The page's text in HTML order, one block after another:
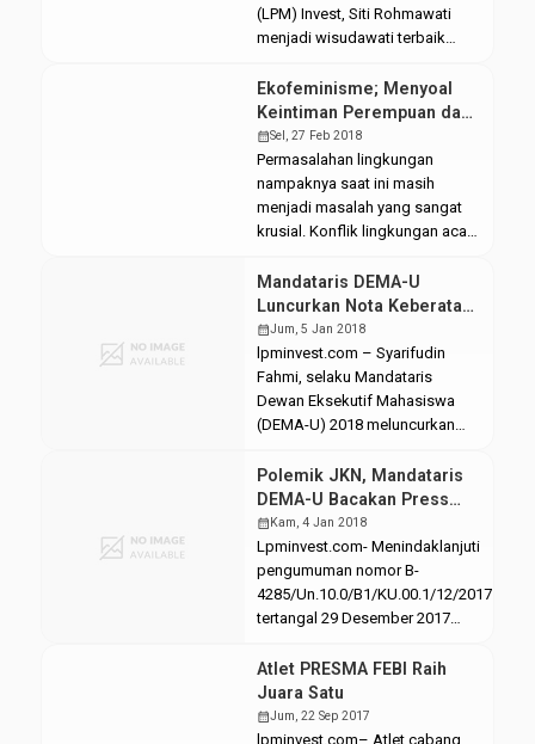
mendadak viral di sosial media
dikarenakan prestasinya yang
dirasa tidak mendapat
pengakuan di […]
(LPM) Invest, Siti Rohmawati
menjadi wisudawati terbaik
Prestasi Kumulatif (IPK) 3,83.
Rabu, (7/03/2018). Rahma,
sapaan akrabnya merupakan
mahasiswi jurusan Ekonomi
Islam Fakultas Ekonomi dan
Bisnis Islam (FEBI) yang sempat
cuti kuliah selama satu tahun
kecelakaan yang pernah
dialaminya di daerah Demak-
Kudus, […]
Ekofeminisme; Menyoal
Keintiman Perempuan dan
Alam
calendar_monthSel, 27 Feb 2018
Permasalahan lingkungan
nampaknya saat ini masih
menjadi masalah yang sangat
krusial. Konflik lingkungan acap
Berbagai bentuk perlawananpun
tak luput disuguhkan sebagai
ajang perlawanan demi
menuntut keadilan. Namun, tak
jarang pula tuntutan keadilan
yang diinginkan harus melalui
proses yang amat panjang
taruhannya. Banyak sekali
contoh gerakan perlawanan
perempuan […]
Mandataris DEMA-U
Luncurkan Nota Keberatan
JKN-KIS
calendar_monthJum, 5 Jan 2018
lpminvest.com – Syarifudin
Fahmi, selaku Mandataris
Dewan Eksekutif Mahasiswa
(DEMA-U) 2018 meluncurkan
Kesehatan Nasional yang
ditujukan kepada pihak
birokrasi UIN Walisongo
Semarang. Jum’at, (5/01/2018).
Peluncuran nota ini merupakan
tindak lanjut pasca proses
audiensi terkait penjelasan
UIN Walisongo bersama tim
BPJS kota Semarang yang
dilaksanakan di Ruang Sidang
[…]
Polemik JKN, Mandataris
DEMA-U Bacakan Press
Release di Hadapan
Birokrasi
calendar_monthKam, 4 Jan 2018
Lpminvest.com- Menindaklanjuti
pengumuman nomor B-
4285/Un.10.0/B1/KU.00.1/12/2017
tertangal 29 Desember 2017
kepesertaan Jaminan Kesehatan
Nasioal (JKN- red) secara online,
maka pihak birokrasi UIN
Walisongo Semarang adakan
Atlet PRESMA FEBI Raih
Juara Satu
calendar_monthJum, 22 Sep 2017
lpminvest.com– Atlet cabang